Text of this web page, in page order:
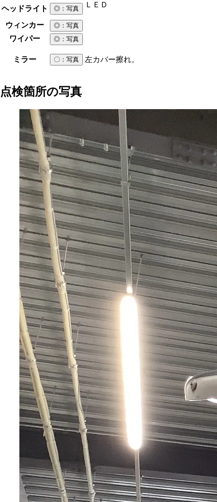
ヘッドライト ◎ ：写真 ＬＥＤ
ウィンカー ◎ ：写真
ワイパー ◎ ：写真
ミラー 〇 ：写真 左カバー擦れ。
点検箇所の写真